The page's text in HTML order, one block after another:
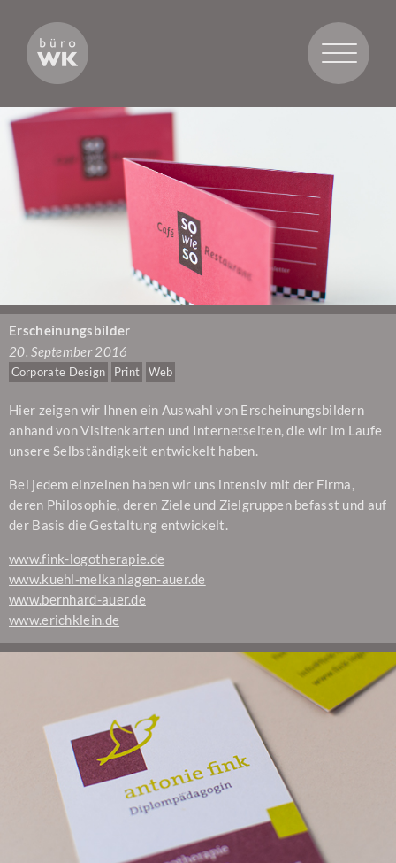
Toggle
Erscheinungsbilder
20. September 2016
Corporate Design Print Web
Hier zeigen wir Ihnen ein Auswahl von Erscheinungsbildern
anhand von Visitenkarten und Internetseiten, die wir im Laufe
unsere Selbständigkeit entwickelt haben.
Bei jedem einzelnen haben wir uns intensiv mit der Firma,
deren Philosophie, deren Ziele und Zielgruppen befasst und auf
der Basis die Gestaltung entwickelt.
www.fink-logotherapie.de
www.kuehl-melkanlagen-auer.de
www.bernhard-auer.de
www.erichklein.de